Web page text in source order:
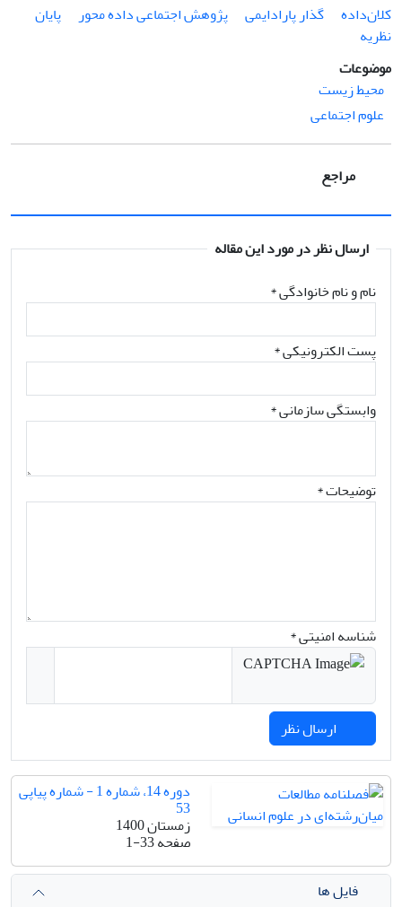
کلان‌داده
گذار پارادایمی پژوهش اجتماعی داده محور
پایان
نظریه
موضوعات
محیط زیست
علوم اجتماعی
مراجع
ارسال نظر در مورد این مقاله
نام و نام خانوادگی*
پست الکترونیکی*
وابستگی سازمانی *
توضیحات *
شناسه امنیتی *
دوره 14، شماره 1 - شماره پیاپی
53
زمستان 1400
صفحه1-33
فایل ها